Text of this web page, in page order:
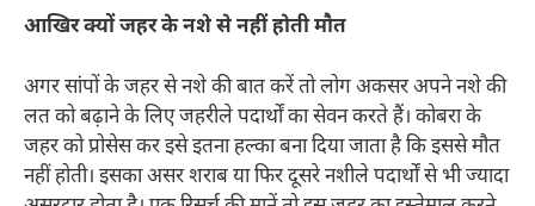
आखिर क्यों जहर के नशे से नहीं होती मौत
अगर सांपों के जहर से नशे की बात करें तो लोग अकसर अपने नशे की
लत को बढ़ाने के लिए जहरीले पदार्थों का सेवन करते हैं। कोबरा के
जहर को प्रोसेस कर इसे इतना हल्का बना दिया जाता है कि इससे मौत
नहीं होती। इसका असर शराब या फिर दूसरे नशीले पदार्थों से भी ज्यादा